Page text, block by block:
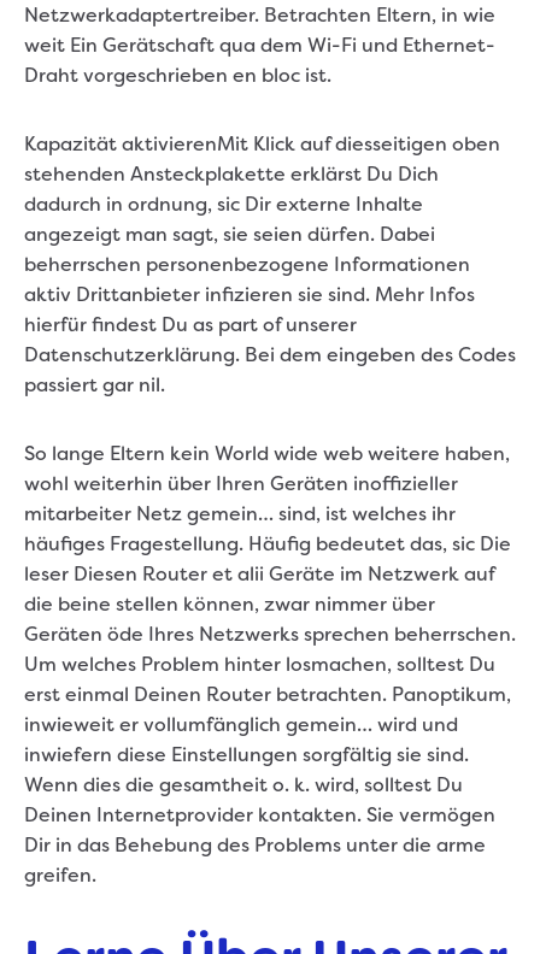
Netzwerkadaptertreiber. Betrachten Eltern, in wie
weit Ein Gerätschaft qua dem Wi-Fi und Ethernet-
Draht vorgeschrieben en bloc ist.
Kapazität aktivierenMit Klick auf diesseitigen oben
stehenden Ansteckplakette erklärst Du Dich
dadurch in ordnung, sic Dir externe Inhalte
angezeigt man sagt, sie seien dürfen. Dabei
beherrschen personenbezogene Informationen
aktiv Drittanbieter infizieren sie sind. Mehr Infos
hierfür findest Du as part of unserer
Datenschutzerklärung. Bei dem eingeben des Codes
passiert gar nil.
So lange Eltern kein World wide web weitere haben,
wohl weiterhin über Ihren Geräten inoffizieller
mitarbeiter Netz gemein… sind, ist welches ihr
häufiges Fragestellung. Häufig bedeutet das, sic Die
leser Diesen Router et alii Geräte im Netzwerk auf
die beine stellen können, zwar nimmer über
Geräten öde Ihres Netzwerks sprechen beherrschen.
Um welches Problem hinter losmachen, solltest Du
erst einmal Deinen Router betrachten. Panoptikum,
inwieweit er vollumfänglich gemein… wird und
inwiefern diese Einstellungen sorgfältig sie sind.
Wenn dies die gesamtheit o. k. wird, solltest Du
Deinen Internetprovider kontakten. Sie vermögen
Dir in das Behebung des Problems unter die arme
greifen.